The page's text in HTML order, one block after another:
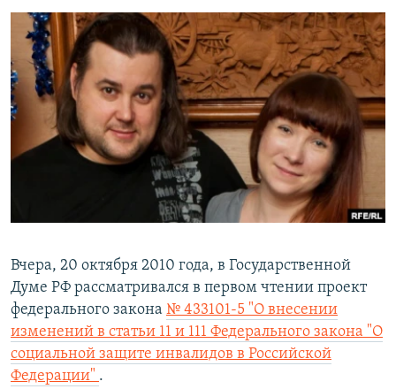
поискуСЕВЕР.РЕАЛИИ
СИБИРЬ.РЕАЛИИ
РАСПИСАНИЕ ВЕЩАНИЯ
ПОДПИШИТЕСЬ НА РАССЫЛКУ
СОЦИАЛЬНЫЕ СЕТИ
Все сайты РСЕ/РС
Вчера, 20 октября 2010 года, в Государственной
Думе РФ рассматривался в первом чтении проект
федерального закона № 433101-5 "О внесении
изменений в статьи 11 и 111 Федерального закона "О
социальной защите инвалидов в Российской
Федерации" .